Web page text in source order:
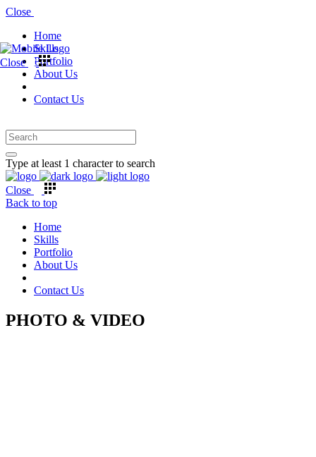
Close
Home
Skills
Portfolio
About Us
Contact Us
Type at least 1 character to search
Close
Close
Back to top
Home
Skills
Portfolio
About Us
Contact Us
PHOTO & VIDEO